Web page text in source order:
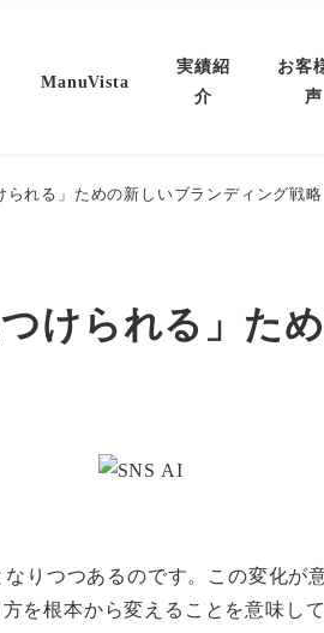
ManuVista
実績紹
介
お客
声
れる」ための新しいブランディング戦略
けられる」た
りつつあるのです。この変化
を根本から変えることを意味して